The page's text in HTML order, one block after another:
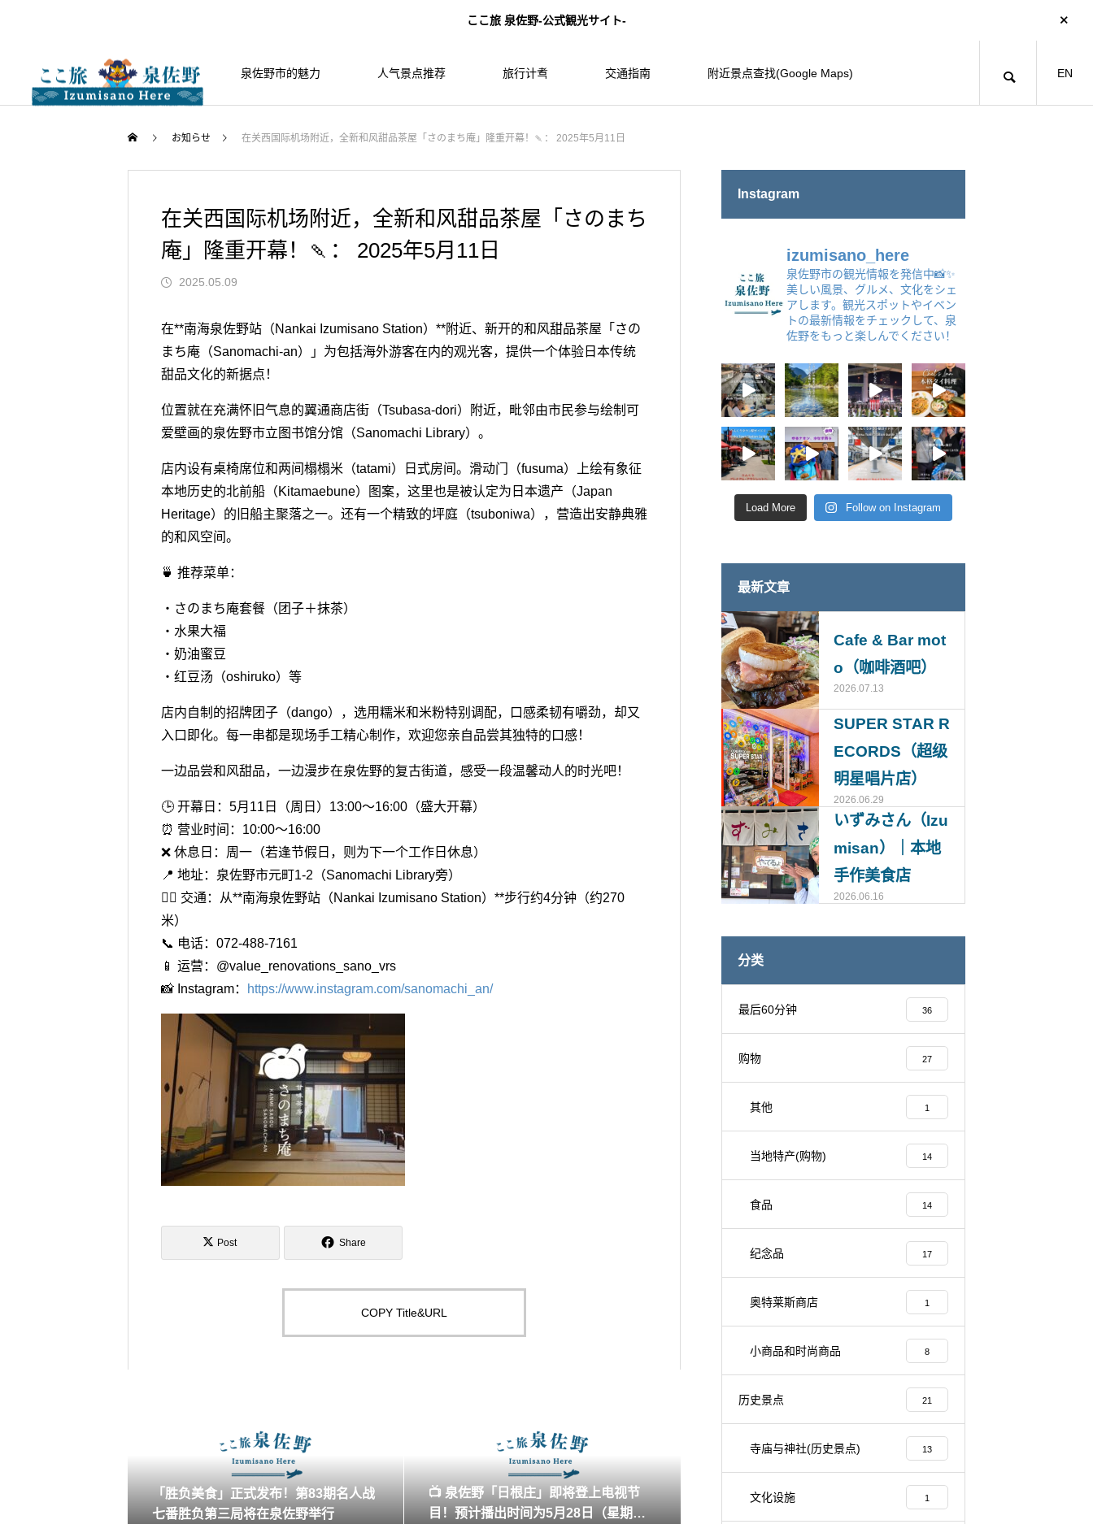
ここ旅 泉佐野-公式観光サイト-
泉佐野市的魅力 人气景点推荐 旅行计䎞 交通指南 附近景点查找(Google Maps) EN
お知らせ 在关西国际机场附近，全新和风甜品茶屋「さのまち庵」隆重开幕！🍡： 2025年5月11日
在关西国际机场附近，全新和风甜品茶屋「さのまち
庵」隆重开幕！🍡： 2025年5月11日
2025.05.09
在**南海泉佐野站（Nankai Izumisano Station）**附近、新开的和风甜品茶屋「さの
まち庵（Sanomachi-an）」为包括海外游客在内的观光客，提供一个体验日本传统
甜品文化的新据点！
位置就在充满怀旧气息的翼通商店街（Tsubasa-dori）附近，毗邻由市民参与绘制可
爱壁画的泉佐野市立图书馆分馆（Sanomachi Library）。
店内设有桌椅席位和两间榻榻米（tatami）日式房间。滑动门（fusuma）上绘有象征
本地历史的北前船（Kitamaebune）图案，这里也是被认定为日本遗产（Japan
Heritage）的旧船主聚落之一。还有一个精致的坪庭（tsuboniwa），营造出安静典雅
的和风空间。
🍵 推荐菜单：
・さのまち庵套餐（团子＋抹茶）
・水果大福
・奶油蜜豆
・红豆汤（oshiruko）等
店内自制的招牌团子（dango），选用糯米和米粉特别调配，口感柔韧有嚼劲，却又
入口即化。每一串都是现场手工精心制作，欢迎您亲自品尝其独特的口感！
一边品尝和风甜品，一边漫步在泉佐野的复古街道，感受一段温馨动人的时光吧！
🕒 开幕日：5月11日（周日）13:00～16:00（盛大开幕）
⏰ 营业时间：10:00～16:00
❌ 休息日：周一（若逢节假日，则为下一个工作日休息）
📍 地址：泉佐野市元町1-2（Sanomachi Library旁）
🚶‍♂️ 交通：从**南海泉佐野站（Nankai Izumisano Station）**步行约4分钟（约270
米）
📞 电话：072-488-7161
📱 运营：@value_renovations_sano_vrs
📸 Instagram：
https://www.instagram.com/sanomachi_an/
Post Share
COPY Title&URL
「胜负美食」正式发布！第83期名人战
七番胜负第三局将在泉佐野举行
📺 泉佐野「日根庄」即将登上电视节
目！预计播出时间为5月28日（星期
Instagram
izumisano_here
泉佐野市の観光情報を発信中📸✨
美しい風景、グルメ、文化をシェ
アします。観光スポットやイベン
トの最新情報をチェックして、泉
佐野をもっと楽しんでください！
Load More Follow on Instagram
最新文章
Cafe & Bar mot
o（咖啡酒吧）
2026.07.13
SUPER STAR R
ECORDS（超级
明星唱片店）
2026.06.29
いずみさん（Izu
misan）｜本地
手作美食店
2026.06.16
分类
最后60分钟 36
购物 27
其他 1
当地特产(购物) 14
食品 14
纪念品 17
奥特莱斯商店 1
小商品和时尚商品 8
历史景点 21
寺庙与神社(历史景点) 13
文化设施 1